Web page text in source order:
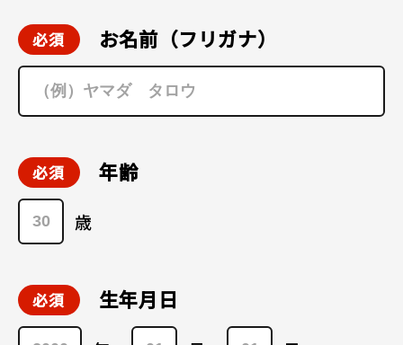
お名前（フリガナ）
年齢
歳
生年月日